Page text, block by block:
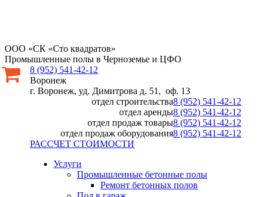
ООО «СК «Сто квадратов»
Промышленные полы в Черноземье и ЦФО
8 (952) 541-42-12
Воронеж
г. Воронеж, уд. Димитрова д. 51, оф. 13
отдел строительства8 (952) 541-42-12
отдел аренды8 (952) 541-42-12
отдел продаж товары8 (952) 541-42-12
отдел продаж оборудования8 (952) 541-42-12
РАССЧЕТ СТОИМОСТИ
Услуги
Промышленные бетонные полы
Ремонт бетонных полов